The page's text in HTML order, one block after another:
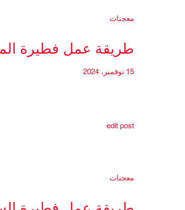
معجنات
طريقة عمل فطيرة
15 نوفمبر، 2024
edit post
معجنات